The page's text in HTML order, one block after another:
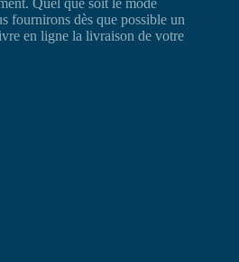
fournirons dès que possible un
en ligne la livraison de votre